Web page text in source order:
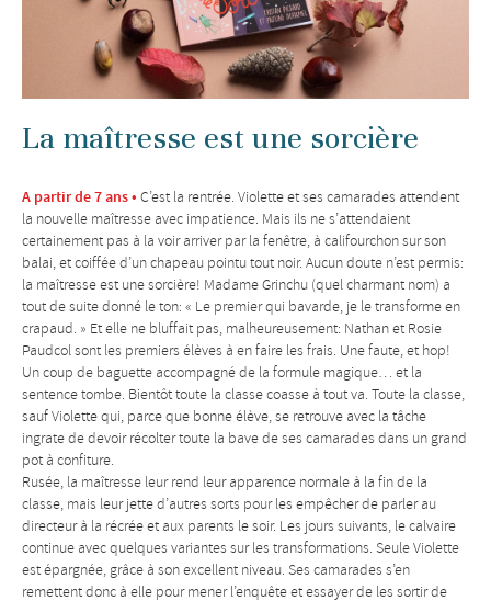
La maîtresse est une sorcière
A partir de 7 ans • C’est la rentrée. Violette et ses camarades attendent
la nouvelle maîtresse avec impatience. Mais ils ne s’attendaient
certainement pas à la voir arriver par la fenêtre, à califourchon sur son
balai, et coiffée d’un chapeau pointu tout noir. Aucun doute n’est permis:
la maîtresse est une sorcière! Madame Grinchu (quel charmant nom) a
tout de suite donné le ton: « Le premier qui bavarde, je le transforme en
crapaud. » Et elle ne bluffait pas, malheureusement: Nathan et Rosie
Paudcol sont les premiers élèves à en faire les frais. Une faute, et hop!
Un coup de baguette accompagné de la formule magique… et la
sentence tombe. Bientôt toute la classe coasse à tout va. Toute la classe,
sauf Violette qui, parce que bonne élève, se retrouve avec la tâche
ingrate de devoir récolter toute la bave de ses camarades dans un grand
pot à confiture.
Rusée, la maîtresse leur rend leur apparence normale à la fin de la
classe, mais leur jette d’autres sorts pour les empêcher de parler au
directeur à la récrée et aux parents le soir. Les jours suivants, le calvaire
continue avec quelques variantes sur les transformations. Seule Violette
est épargnée, grâce à son excellent niveau. Ses camarades s’en
remettent donc à elle pour mener l’enquête et essayer de les sortir de